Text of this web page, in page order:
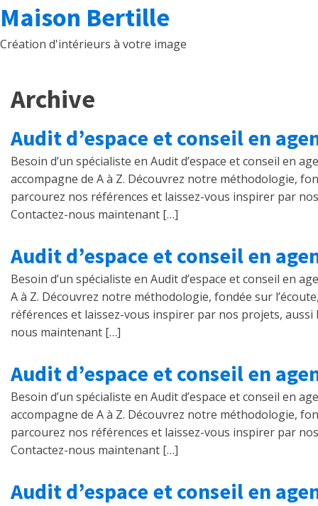
Maison Bertille
Création d'intérieurs à votre image
Archive
Audit d’espace et conseil en
Besoin d’un spécialiste en Audit d’espace et conseil en
accompagne de A à Z. Découvrez notre méthodologie,
parcourez nos références et laissez-vous inspirer par
Contactez-nous maintenant […]
Audit d’espace et conseil en
Besoin d’un spécialiste en Audit d’espace et conseil en
A à Z. Découvrez notre méthodologie, fondée sur
références et laissez-vous inspirer par nos projets,
nous maintenant […]
Audit d’espace et conseil en
Besoin d’un spécialiste en Audit d’espace et conseil en
accompagne de A à Z. Découvrez notre méthodologie,
parcourez nos références et laissez-vous inspirer par
Contactez-nous maintenant […]
Audit d’espace et conseil en